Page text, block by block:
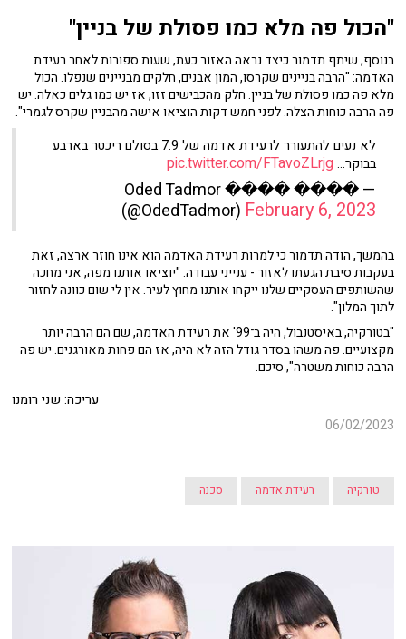
"הכול פה מלא כמו פסולת של בניין"
בנוסף, שיתף תדמור כיצד נראה האזור כעת, שעות ספורות לאחר רעידת
האדמה: "הרבה בניינים שקרסו, המון אבנים, חלקים מבניינים שנפלו. הכול
מלא פה כמו פסולת של בניין. חלק מהכבישים זזו, אז יש כמו גלים כאלה. יש
פה הרבה כוחות הצלה. לפני חמש דקות הוציאו אישה מהבניין שקרס לגמרי".
לא נעים להתעורר לרעידת אדמה של 7.9 בסולם ריכטר בארבע
בבוקר…pic.twitter.com/FTavoZLrjg
— ���� Oded Tadmor ����
(@OdedTadmor) February 6, 2023
בהמשך, הודה תדמור כי למרות רעידת האדמה הוא אינו חוזר ארצה, זאת
בעקבות סיבת הגעתו לאזור - ענייני עבודה. "יוציאו אותנו מפה, אני מחכה
שהשותפים העסקיים שלנו ייקחו אותנו מחוץ לעיר. אין לי שום כוונה לחזור
לתוך המלון".
"בטורקיה, באיסטנבול, היה ב־99' את רעידת האדמה, שם הם הרבה יותר
מקצועיים. פה משהו בסדר גודל הזה לא היה, אז הם פחות מאורגנים. יש פה
הרבה כוחות משטרה", סיכם.
עריכה: שני רומנו
06/02/2023
טורקיה רעידת אדמה סכנה